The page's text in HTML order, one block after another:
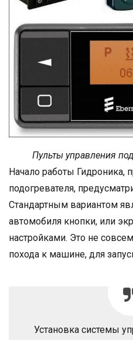
Пульты управления
Начало работы Гидроника,
подогревателя,
Стандартным вариантом
автомобиля кнопки, или
настройками. Это не
похода к машине, для
Установка системы